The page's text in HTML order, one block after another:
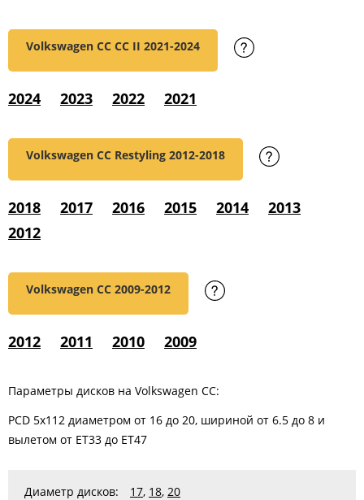
Volkswagen CC CC II 2021-2024
2024 2023 2022 2021
Volkswagen CC Restyling 2012-2018
2018 2017 2016 2015 2014
2013
2012
Volkswagen CC 2009-2012
2012 2011 2010 2009
Параметры дисков на Volkswagen CC:
PCD 5x112 диаметром от 16 до 20, шириной от 6.5 до 8 и
вылетом от ET33 до ET47
Диаметр дисков: 17, 18, 20